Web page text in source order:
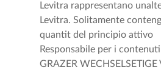
Levitra rappresentano
Levitra. Solitamente
quantit del principio attivo
Responsabile per i
GRAZER WECHSELSETIGE